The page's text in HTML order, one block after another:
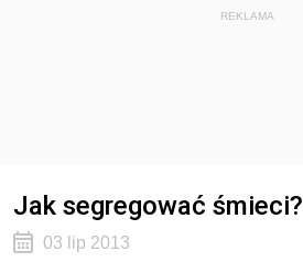
REKLAMA
Jak segregować śmieci?
03 lip 2013